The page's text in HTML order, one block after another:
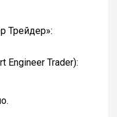
Трейдер»:
Engineer Trader):